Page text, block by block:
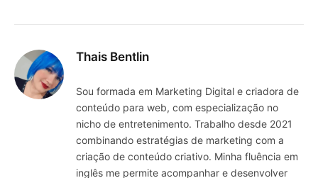
Thais Bentlin
Sou formada em Marketing Digital e criadora de
conteúdo para web, com especialização no
nicho de entretenimento. Trabalho desde 2021
combinando estratégias de marketing com a
criação de conteúdo criativo. Minha fluência em
inglês me permite acompanhar e desenvolver